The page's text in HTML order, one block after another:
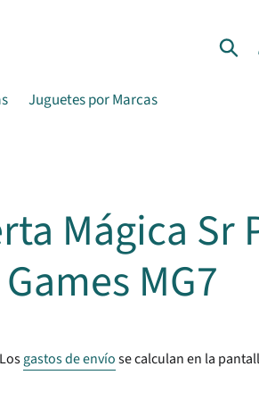
Juguetes por Marcas
Mágica Sr
MG7
gastos de envíose calculan en la